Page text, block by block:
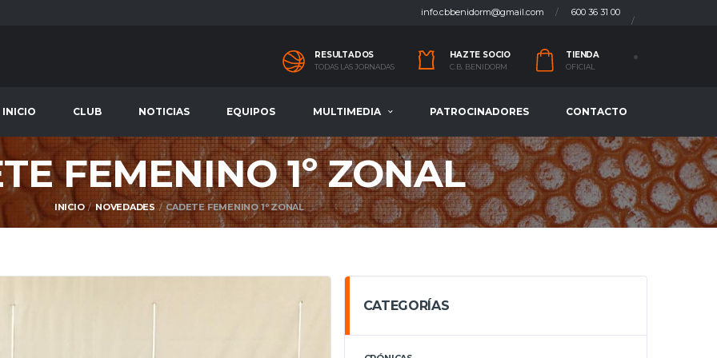
600 36 31 00
info.cbbenidorm@gmail.com
RESULTADOS
TODAS LAS JORNADAS
HAZTE SOCIO
C.B. BENIDORM
TIENDA
OFICIAL
INICIO CLUB NOTICIAS EQUIPOS MULTIMEDIA PATROCINADORES CONTACTO
FEMENINO 1º ZONAL
INICIO NOVEDADES CADETE FEMENINO 1º ZONAL
CATEGORÍAS